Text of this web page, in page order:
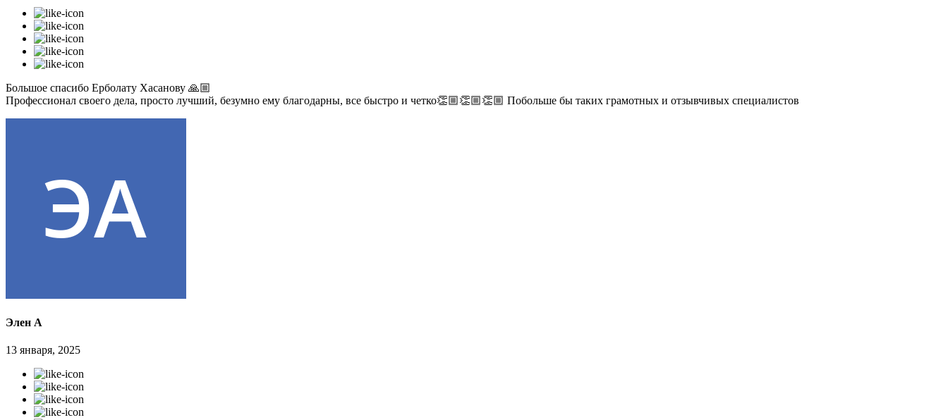
Большое спасибо Ерболату Хасанову 🙏🏼
Профессионал своего дела, просто лучший, безумно ему благодарны, все быстро и четко👏🏼👏🏼👏🏼 Побольше бы таких грамотных и отзывчивых специалистов
Элен А
13 января, 2025